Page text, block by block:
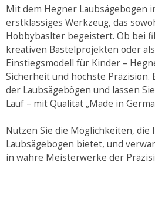
Mit dem Hegner Laubsägebogen
erstklassiges Werkzeug, das
Hobbybaslter begeistert. Ob bei
kreativen Bastelprojekten oder
Einstiegsmodell für Kinder –
Sicherheit und höchste Präzision.
der Laubsägebögen und lassen
Lauf – mit Qualität „Made in
Nutzen Sie die Möglichkeiten,
Laubsägebogen bietet, und
in wahre Meisterwerke der